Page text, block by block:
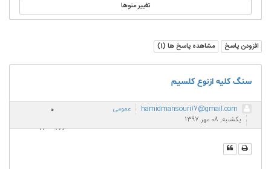
تغییر منوها
افزودن پاسخ مشاهده پاسخ ها (1
)
سنگ كليه ازنوع كلسيم
0
رای دادن
hamidmansouri17@gmail.com
عمومی
یکشنبه, 08 مهر 1397